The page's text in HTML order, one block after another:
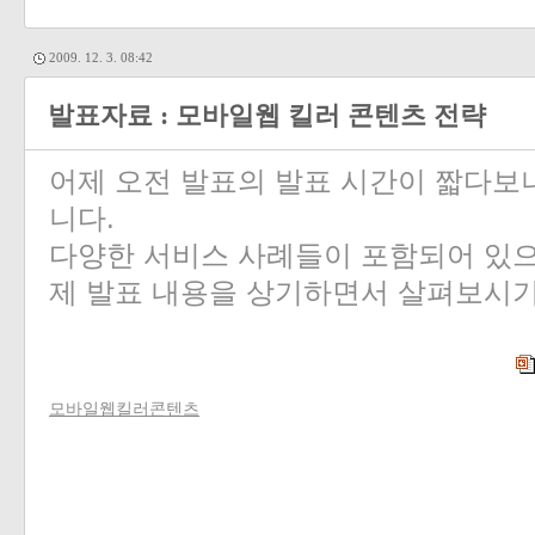
2009. 12. 3. 08:42
발표자료 : 모바일웹 킬러 콘텐츠 전략
어제 오전 발표의 발표 시간이 짧다
니다.
다양한 서비스 사례들이 포함되어 있
제 발표 내용을 상기하면서 살펴보시
모바일웹킬러콘텐츠